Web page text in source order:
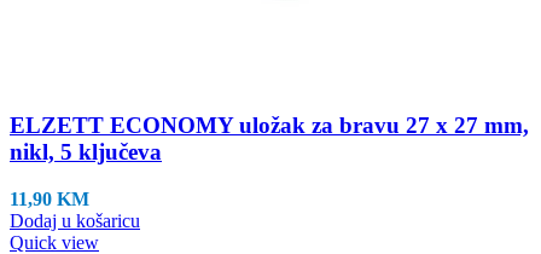
ELZETT ECONOMY uložak za bravu 27 x 27 mm,
nikl, 5 ključeva
11,90 KM
Dodaj u košaricu
Quick view